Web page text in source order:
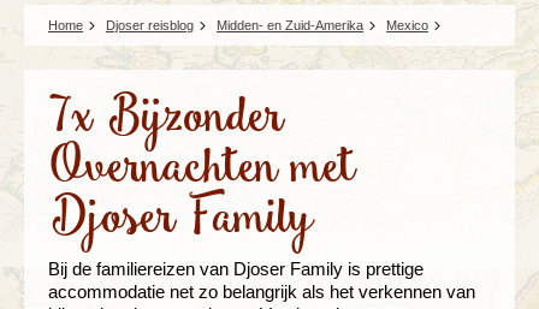
Home Djoser reisblog Midden- en Zuid-Amerika Mexico
7x Bijzonder
Overnachten met
Djoser Family
Bij de familiereizen van Djoser Family is prettige
accommodatie net zo belangrijk als het verkennen van